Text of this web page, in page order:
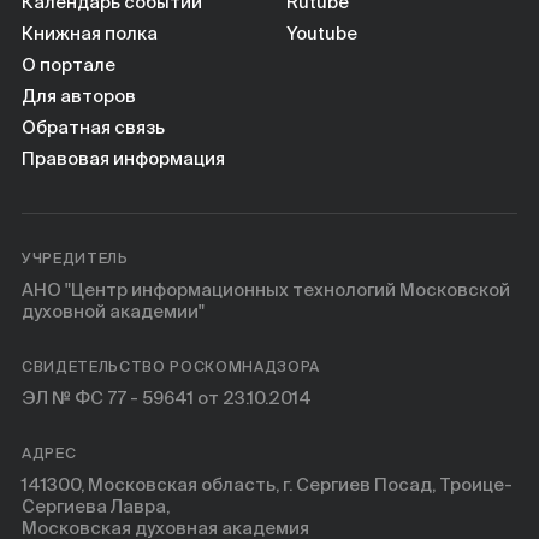
Книжная полка
О портале
Для авторов
Обратная связь
Правовая информация
Youtube
УЧРЕДИТЕЛЬ
АНО "Центр информационных технологий Московской
духовной академии"
СВИДЕТЕЛЬСТВО РОСКОМНАДЗОРА
ЭЛ № ФС 77 - 59641 от 23.10.2014
АДРЕС
141300, Московская область, г. Сергиев Посад, Троице-
Сергиева Лавра,
Московская духовная академия